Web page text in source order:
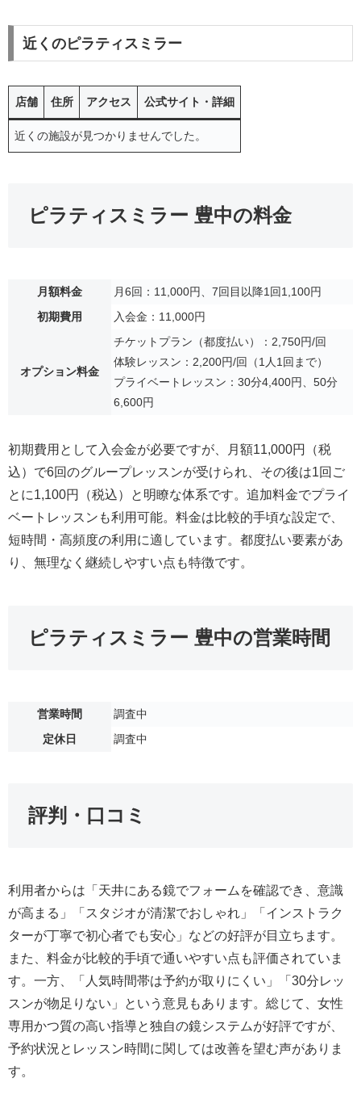
近くのピラティスミラー
店舗 住所 アクセス 公式サイト・詳細
近くの施設が見つかりませんでした。
ピラティスミラー 豊中の料金
月額料金
月6回：11,000円、7回目以降1回1,100円
初期費用
入会金：11,000円
オプション料金
チケットプラン（都度払い）：2,750円/回
体験レッスン：2,200円/回（1人1回まで）
プライベートレッスン：30分4,400円、50分
6,600円
初期費用として入会金が必要ですが、月額11,000円（税
込）で6回のグループレッスンが受けられ、その後は1回ご
とに1,100円（税込）と明瞭な体系です。追加料金でプライ
ベートレッスンも利用可能。料金は比較的手頃な設定で、
短時間・高頻度の利用に適しています。都度払い要素があ
り、無理なく継続しやすい点も特徴です。
ピラティスミラー 豊中の営業時間
営業時間
調査中
定休日
調査中
評判・口コミ
利用者からは「天井にある鏡でフォームを確認でき、意識
が高まる」「スタジオが清潔でおしゃれ」「インストラク
ターが丁寧で初心者でも安心」などの好評が目立ちます。
また、料金が比較的手頃で通いやすい点も評価されていま
す。一方、「人気時間帯は予約が取りにくい」「30分レッ
スンが物足りない」という意見もあります。総じて、女性
専用かつ質の高い指導と独自の鏡システムが好評ですが、
予約状況とレッスン時間に関しては改善を望む声がありま
す。